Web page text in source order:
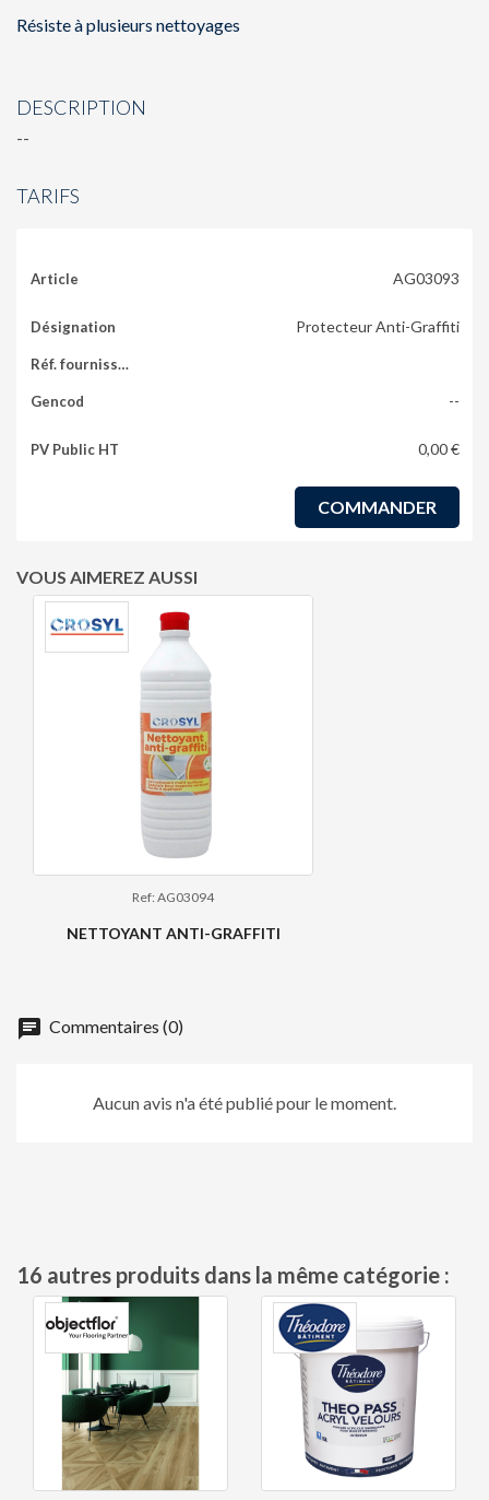
Résiste à plusieurs nettoyages
DESCRIPTION
--
TARIFS
AG03093
Protecteur Anti-Graffiti
--
0,00 €
COMMANDER
VOUS AIMEREZ AUSSI
Ref: AG03094
NETTOYANT ANTI-GRAFFITI
chat Commentaires (0)
Aucun avis n'a été publié pour le moment.
16 autres produits dans la même catégorie :